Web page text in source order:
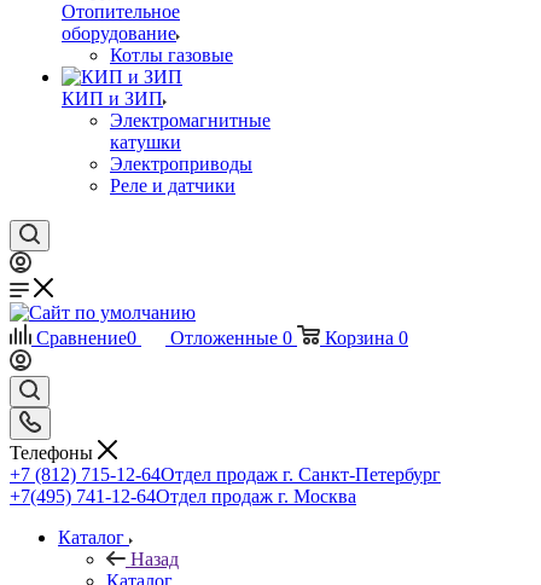
Отопительное
оборудование
Котлы газовые
КИП и ЗИП
Электромагнитные
катушки
Электроприводы
Реле и датчики
Сравнение0 Отложенные 0 Корзина 0
Телефоны
+7 (812) 715-12-64Отдел продаж г. Санкт-Петербург
+7(495) 741-12-64Отдел продаж г. Москва
Каталог
Назад
Каталог